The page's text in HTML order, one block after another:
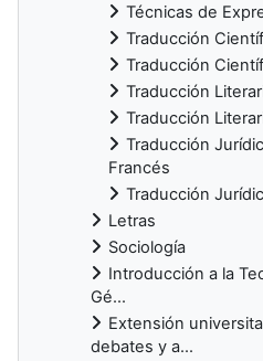
Técnicas de
Traducción
Traducción
Traducción
Traducción
Traducción
Francés
Traducción
Letras
Sociología
Introducción a la
Gé...
Extensión
debates y a...